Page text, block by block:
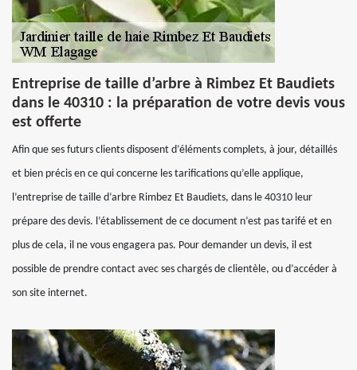
Entreprise de taille d’arbre à Rimbez Et Baudiets
dans le 40310 : la préparation de votre devis vous
est offerte
Afin que ses futurs clients disposent d’éléments complets, à jour, détaillés
et bien précis en ce qui concerne les tarifications qu’elle applique,
l’entreprise de taille d’arbre Rimbez Et Baudiets, dans le 40310 leur
prépare des devis. l’établissement de ce document n’est pas tarifé et en
plus de cela, il ne vous engagera pas. Pour demander un devis, il est
possible de prendre contact avec ses chargés de clientèle, ou d’accéder à
son site internet.